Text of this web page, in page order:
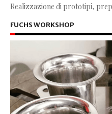
Realizzazione di prototipi,
FUCHS WORKSHOP